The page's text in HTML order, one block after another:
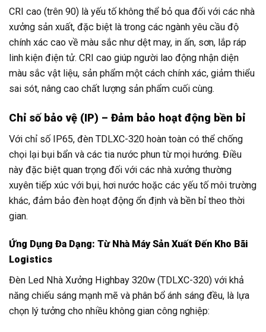
CRI cao (trên 90) là yếu tố không thể bỏ qua đối với các nhà
xưởng sản xuất, đặc biệt là trong các ngành yêu cầu độ
chính xác cao về màu sắc như dệt may, in ấn, sơn, lắp ráp
linh kiện điện tử. CRI cao giúp người lao động nhận diện
màu sắc vật liệu, sản phẩm một cách chính xác, giảm thiểu
sai sót, nâng cao chất lượng sản phẩm cuối cùng.
Chỉ số bảo vệ (IP) – Đảm bảo hoạt động bền bỉ
Với chỉ số IP65, đèn TDLXC-320 hoàn toàn có thể chống
chọi lại bụi bẩn và các tia nước phun từ mọi hướng. Điều
này đặc biệt quan trọng đối với các nhà xưởng thường
xuyên tiếp xúc với bụi, hơi nước hoặc các yếu tố môi trường
khác, đảm bảo đèn hoạt động ổn định và bền bỉ theo thời
gian.
Ứng Dụng Đa Dạng: Từ Nhà Máy Sản Xuất Đến Kho Bãi
Logistics
Đèn Led Nhà Xưởng Highbay 320w (TDLXC-320) với khả
năng chiếu sáng mạnh mẽ và phân bổ ánh sáng đều, là lựa
chọn lý tưởng cho nhiều không gian công nghiệp: